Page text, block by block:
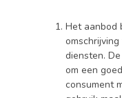
Het aanbod
diensten.
om een
consument